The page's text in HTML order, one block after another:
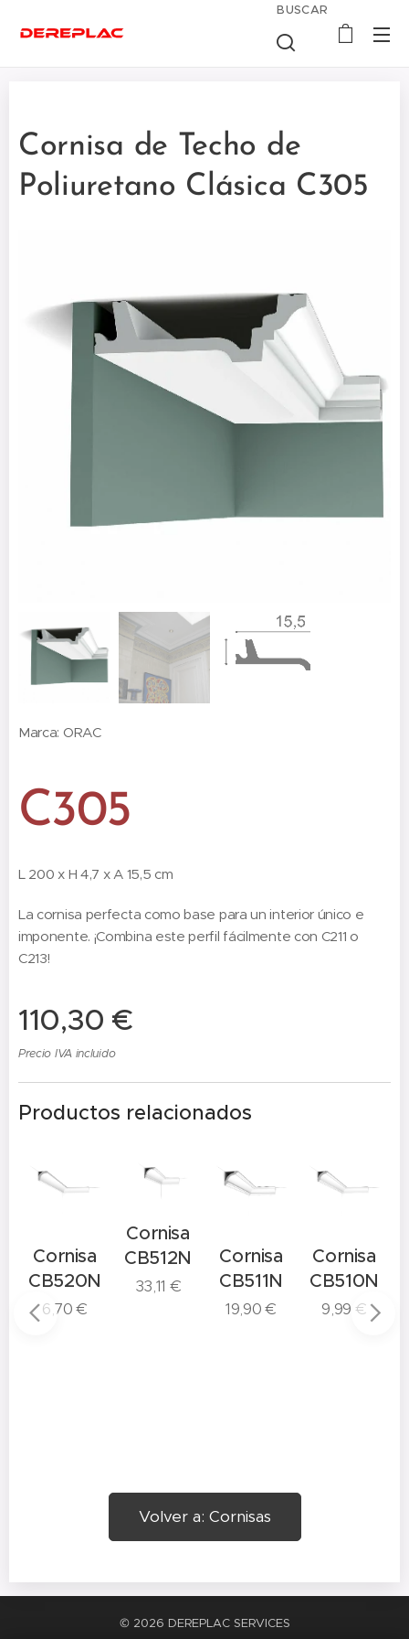
BUSCAR
Cornisa de Techo de
Poliuretano Clásica C305
Marca: ORAC
C305
L 200 x H 4,7 x A 15,5 cm
La cornisa perfecta como base para un interior único e
imponente. ¡Combina este perfil fácilmente con C211 o
C213!
110,30 €
Precio IVA incluido
Productos relacionados
Cornisa
CB520N
6,70€
Cornisa
CB512N
33,11 €
Cornisa
CB511N
19,90€
Cornisa
CB510N
9,99 €
Volver a: Cornisas
© 2026 DEREPLAC SERVICES